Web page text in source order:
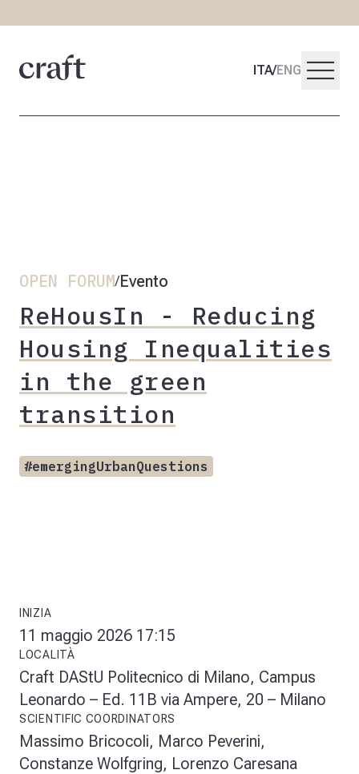
ITA/ENG menu
OPEN FORUM/Evento
ReHousIn - Reducing
Housing Inequalities
in the green
transition
#emergingUrbanQuestions
INIZIA
11 maggio 2026 17:15
LOCALITÀ
Craft DAStU Politecnico di Milano, Campus
Leonardo – Ed. 11B via Ampere, 20 – Milano
SCIENTIFIC COORDINATORS
Massimo Bricocoli, Marco Peverini,
Constanze Wolfgring, Lorenzo Caresana